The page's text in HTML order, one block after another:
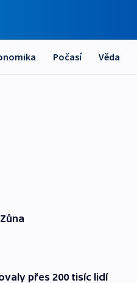
Počasí Věda
přes 200 tisíc lidí